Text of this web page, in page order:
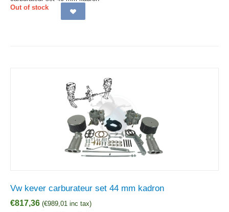
Out of stock
Vw kever carburateur set 44 mm kadron
€817,36 (€989,01 inc tax)